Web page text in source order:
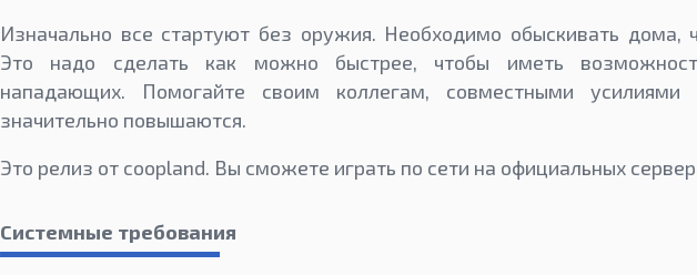
Изначально все стартуют без оружия. Необходимо обыскивать дома,
Это надо сделать как можно быстрее, чтобы иметь
нападающих. Помогайте своим коллегам, совместными
значительно повышаются.
Это релиз от coopland. Вы сможете играть по сети на официальных
Системные требования